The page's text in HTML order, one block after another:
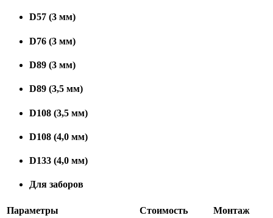
D57 (3 мм)
D76 (3 мм)
D89 (3 мм)
D89 (3,5 мм)
D108 (3,5 мм)
D108 (4,0 мм)
D133 (4,0 мм)
Для заборов
Параметры Стоимость
Монтаж